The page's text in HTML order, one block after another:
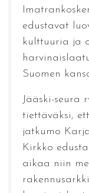
edustavat
kulttuuria ja
Suomen
Jääski-seura
tiettäväksi,
jatkumo
Kirkko
aikaa niin